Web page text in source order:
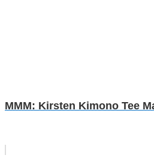
MMM: Kirsten Kimono Tee